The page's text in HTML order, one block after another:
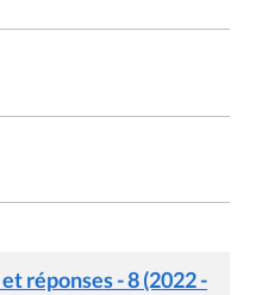
réponses - 8 (2022 -